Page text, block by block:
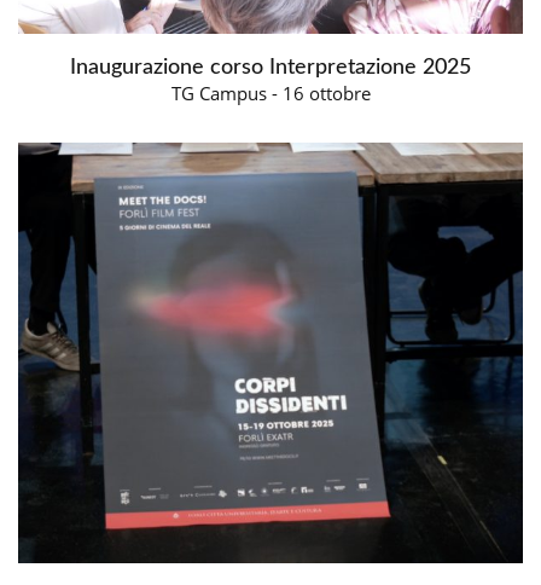
Inaugurazione corso Interpretazione 2025
TG Campus - 16 ottobre